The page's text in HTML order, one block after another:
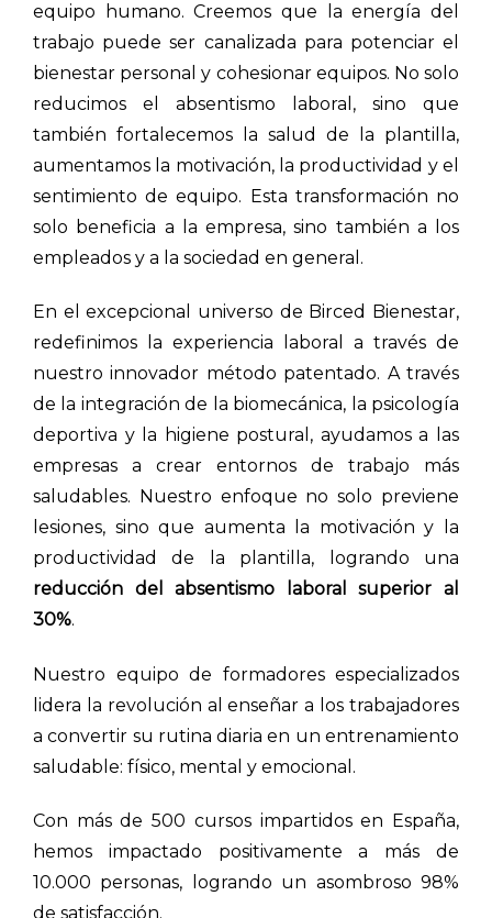
equipo humano. Creemos que la energía del
trabajo puede ser canalizada para potenciar el
bienestar personal y cohesionar equipos. No solo
reducimos el absentismo laboral, sino que
también fortalecemos la salud de la plantilla,
aumentamos la motivación, la productividad y el
sentimiento de equipo. Esta transformación no
solo beneficia a la empresa, sino también a los
empleados y a la sociedad en general.
En el excepcional universo de Birced Bienestar,
redefinimos la experiencia laboral a través de
nuestro innovador método patentado. A través
de la integración de la biomecánica, la psicología
deportiva y la higiene postural, ayudamos a las
empresas a crear entornos de trabajo más
saludables. Nuestro enfoque no solo previene
lesiones, sino que aumenta la motivación y la
productividad de la plantilla, logrando una
reducción del absentismo laboral superior al
30%.
Nuestro equipo de formadores especializados
lidera la revolución al enseñar a los trabajadores
a convertir su rutina diaria en un entrenamiento
saludable: físico, mental y emocional.
Con más de 500 cursos impartidos en España,
hemos impactado positivamente a más de
10.000 personas, logrando un asombroso 98%
de satisfacción.